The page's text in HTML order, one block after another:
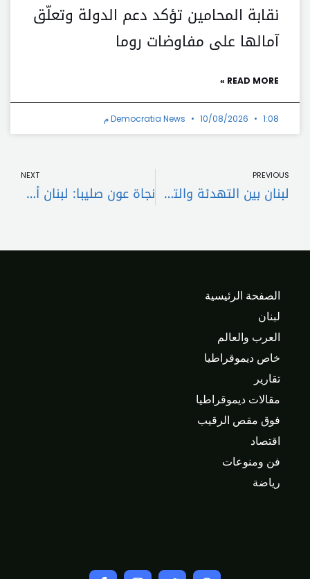
نقابة المحامين تؤكد دعم الدولة وتعلّق
آمالها على مفاوضات روما
READ MORE »
Democratia News 10/08/2026 1:08 م
PREVIOUS
لبنان بين التهدئة والتصعيد.. هل يحسمها الجيش على الجبهتين؟
NEXT
نجاة عون صليبا: لبنان أمام استحقاقات مصيرية وتسليم السلاح يعزز السيادة
الصفحة الرئيسية
لبنان
العرب والعالم
خاص ديموقراطيا
تقارير
مقالات ديموقراطيا
فوق مقص الرقيب
اقتصاد
فن ومنوعات
رياضة